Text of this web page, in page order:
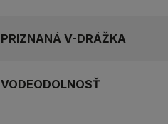
PRIZNANÁ V-DRÁŽKA
VODEODOLNOSŤ